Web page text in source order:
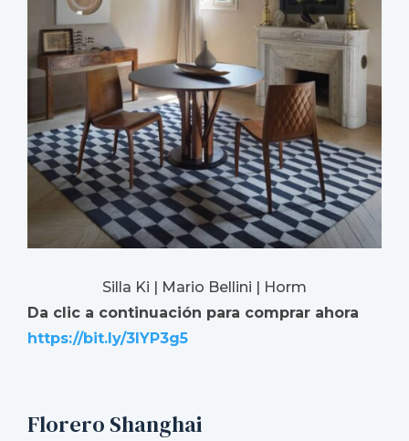
Silla Ki | Mario Bellini | Horm
Da clic a continuación para comprar ahora
https://bit.ly/3lYP3g5
Florero Shanghai